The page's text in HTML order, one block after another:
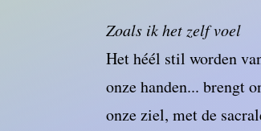
Zoals ik het zelf voel
Het héél stil worden
onze handen... brengt
onze ziel, met de